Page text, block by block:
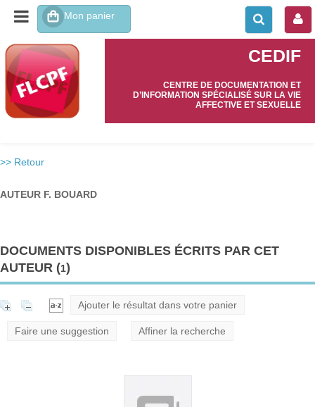
CEDIF
CENTRE DE DOCUMENTATION ET
D’INFORMATION SPÉCIALISÉ SUR LA VIE
AFFECTIVE ET SEXUELLE
>> Retour
AUTEUR F. BOUARD
DOCUMENTS DISPONIBLES ÉCRITS PAR CET
AUTEUR (1)
Ajouter le résultat dans votre panier
Faire une suggestion Affiner la recherche